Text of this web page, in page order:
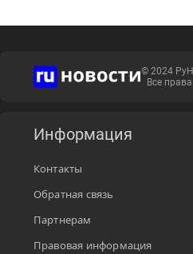
© 2024
Все
Информация
Контакты
Обратная связь
Партнерам
Правовая информация